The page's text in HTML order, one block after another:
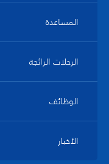
المساعدة
الرحلات الرائجة
الوظائف
الأخبار